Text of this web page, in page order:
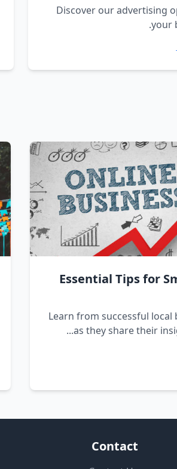
Discover our advertising
your
Essential Tips for
Learn from successful local
as they share their
Contact